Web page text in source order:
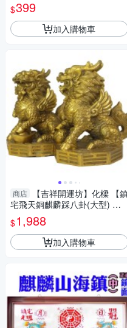
飾】開光 淨化
$399
加入購物車
商店
【吉祥開運坊】化樑 【
宅飛天銅麒麟踩八卦(大型) 銅
製 化梯居中 外型煞 】開光 擇
日
$1,988
加入購物車